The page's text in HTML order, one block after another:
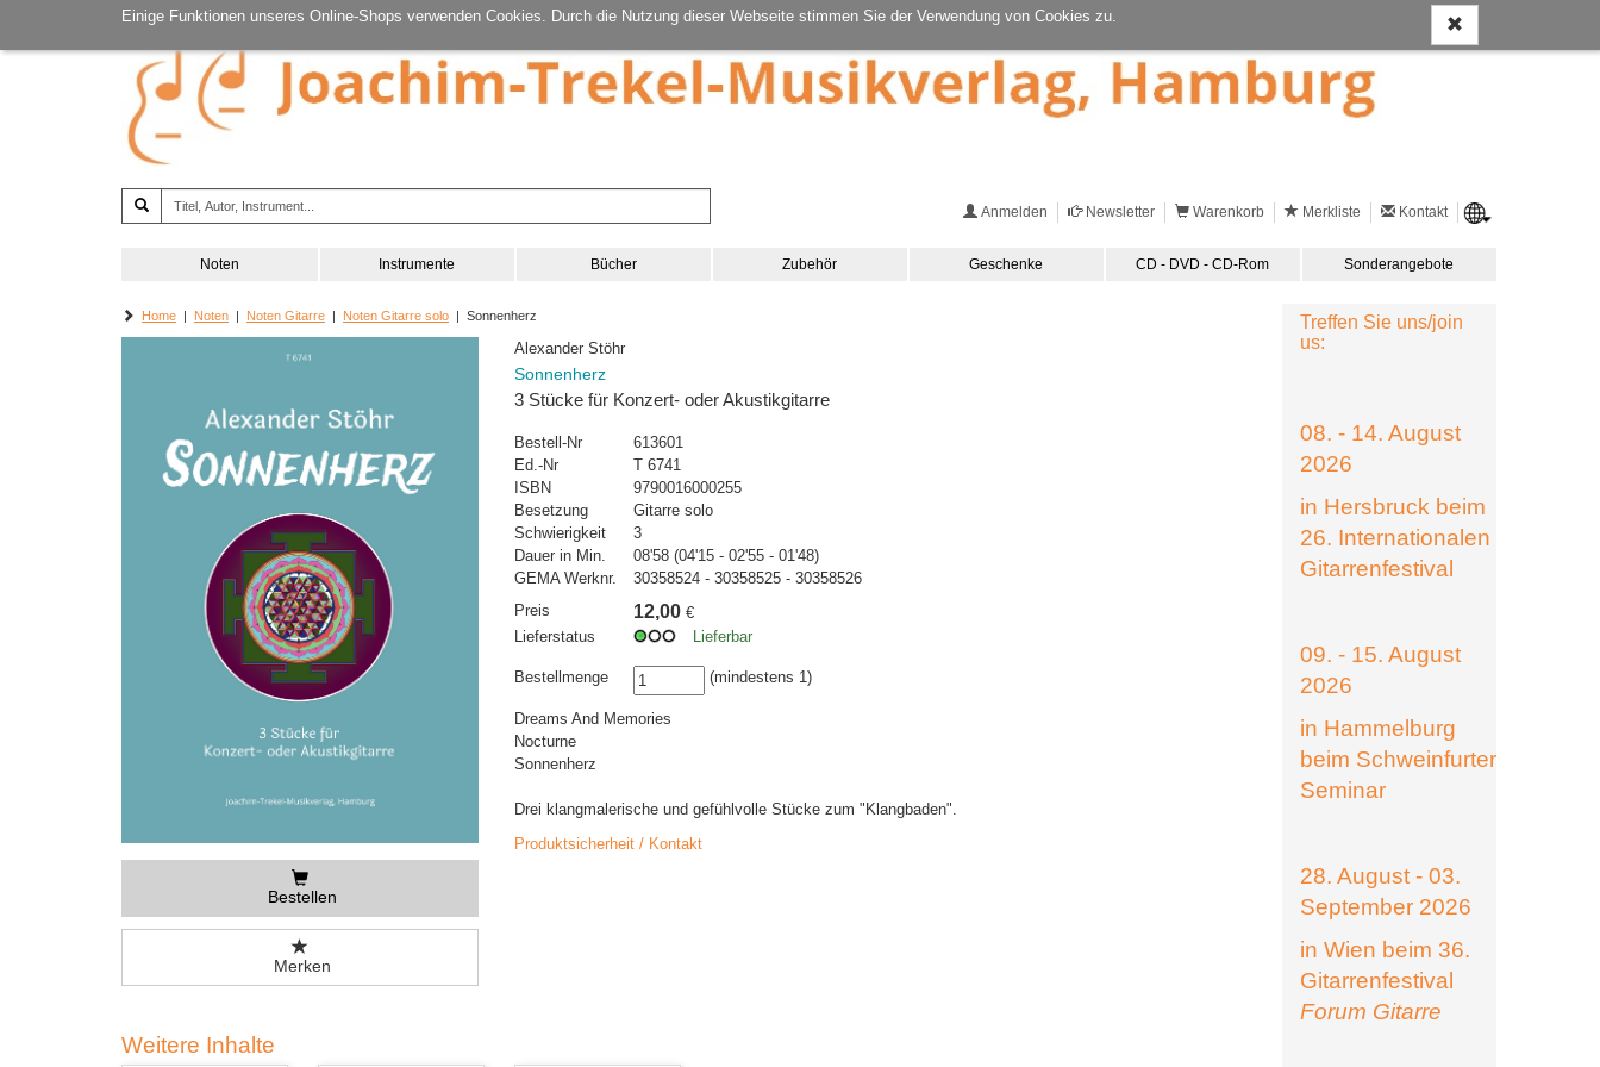
Einige Funktionen unseres Online-Shops verwenden Cookies. Durch die Nutzung dieser Webseite stimmen Sie der Verwendung von Cookies zu.
Anmelden Newsletter Warenkorb Merkliste Kontakt
Noten Instrumente Bücher Zubehör Geschenke CD - DVD - CD-Rom Sonderangebote
Home | Noten | Noten Gitarre | Noten Gitarre solo | Sonnenherz
Bestellen
Merken
Alexander Stöhr
Sonnenherz
3 Stücke für Konzert- oder Akustikgitarre
Bestell-Nr
613601
Ed.-Nr
T 6741
ISBN
9790016000255
Besetzung
Gitarre solo
Schwierigkeit
3
Dauer in Min.
08'58 (04'15 - 02'55 - 01'48)
GEMA Werknr.
30358524 - 30358525 - 30358526
Preis
12,00 €
Lieferstatus
Lieferbar
Bestellmenge (mindestens 1)
Dreams And Memories
Nocturne
Sonnenherz
Drei klangmalerische und gefühlvolle Stücke zum "Klangbaden".
Produktsicherheit / Kontakt
Weitere Inhalte
Treffen Sie uns/join
us:
08. - 14. August
2026
in Hersbruck beim
26. Internationalen
Gitarrenfestival
09. - 15. August
2026
in Hammelburg
beim Schweinfurter
Seminar
28. August - 03.
September 2026
in Wien beim 36.
Gitarrenfestival
Forum Gitarre